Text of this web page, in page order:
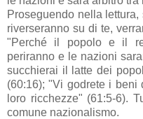
Proseguendo nella
riverseranno su di te,
"Perché il popolo e il
periranno e le nazioni
succhierai il latte dei
(60:16); "Vi godrete i beni
loro ricchezze" (61:5-6).
comune nazionalismo.